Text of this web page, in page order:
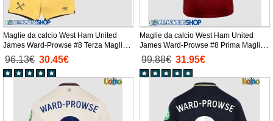
Maglie da calcio West Ham United
James Ward-Prowse #8 Terza Maglia
Bambino 2025-26 Manica Corta +
Pantaloni corti)
96.13€ 30.45€
Maglie da calcio West Ham United
James Ward-Prowse #8 Prima Maglia
2025-26 Manica Corta
99.88€ 31.95€